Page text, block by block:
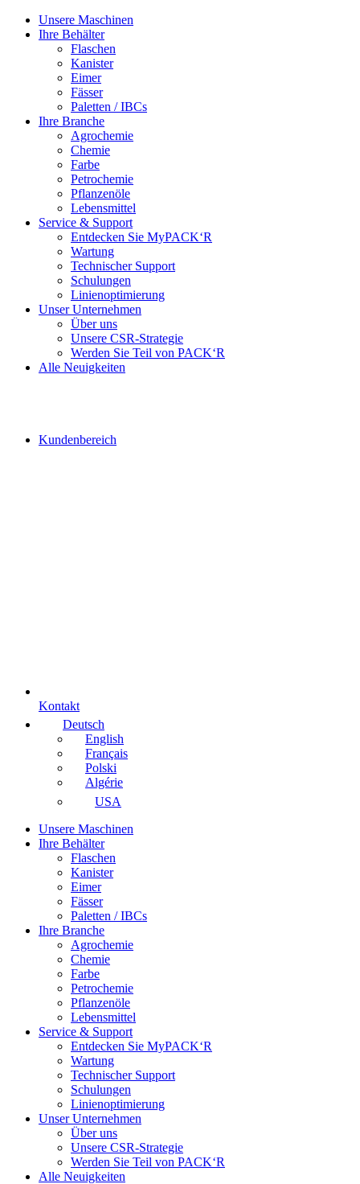
Unsere Maschinen
Ihre Behälter
Flaschen
Kanister
Eimer
Fässer
Paletten / IBCs
Ihre Branche
Agrochemie
Chemie
Farbe
Petrochemie
Pflanzenöle
Lebensmittel
Service & Support
Entdecken Sie MyPACK‘R
Wartung
Technischer Support
Schulungen
Linienoptimierung
Unser Unternehmen
Über uns
Unsere CSR-Strategie
Werden Sie Teil von PACK‘R
Alle Neuigkeiten
Kundenbereich
Kontakt
Deutsch
English
Français
Polski
Algérie
USA
Unsere Maschinen
Ihre Behälter
Flaschen
Kanister
Eimer
Fässer
Paletten / IBCs
Ihre Branche
Agrochemie
Chemie
Farbe
Petrochemie
Pflanzenöle
Lebensmittel
Service & Support
Entdecken Sie MyPACK‘R
Wartung
Technischer Support
Schulungen
Linienoptimierung
Unser Unternehmen
Über uns
Unsere CSR-Strategie
Werden Sie Teil von PACK‘R
Alle Neuigkeiten